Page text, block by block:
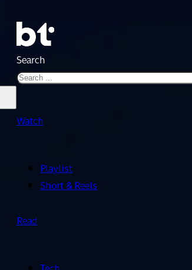
Search
Watch
Playlist
Short & Reels
Read